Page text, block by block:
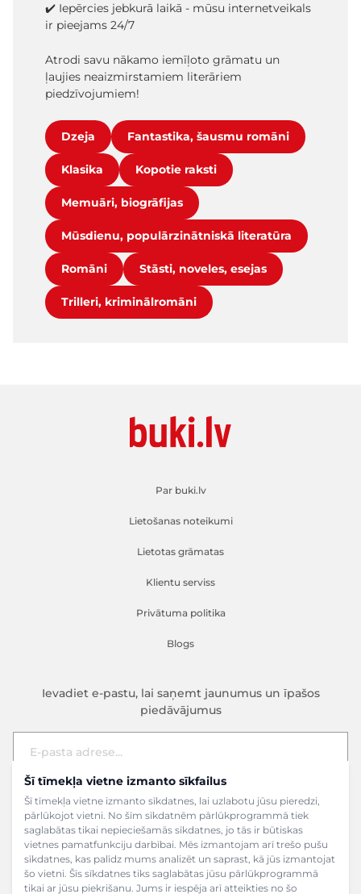
Šī tīmekļa vietne izmanto sīkfailus
Šī tīmekļa vietne izmanto sīkdatnes, lai uzlabotu jūsu pieredzi,
pārlūkojot vietni. No šīm sīkdatnēm pārlūkprogrammā tiek
saglabātas tikai nepieciešamās sīkdatnes, jo tās ir būtiskas
vietnes pamatfunkciju darbībai. Mēs izmantojam arī trešo pušu
sīkdatnes, kas palīdz mums analizēt un saprast, kā jūs izmantojat
šo vietni. Šīs sīkdatnes tiks saglabātas jūsu pārlūkprogrammā
tikai ar jūsu piekrišanu. Jums ir iespēja arī atteikties no šo
✔️ Iepērcies jebkurā laikā - mūsu internetveikals
ir pieejams 24/7
Atrodi savu nākamo iemīļoto grāmatu un
ļaujies neaizmirstamiem literāriem
piedzīvojumiem!
Dzeja Fantastika, šausmu romāni
Klasika Kopotie raksti
Memuāri, biogrāfijas
Mūsdienu, populārzinātniskā literatūra
Romāni Stāsti, noveles, esejas
Trilleri, kriminālromāni
Par buki.lv
Lietošanas noteikumi
Lietotas grāmatas
Klientu serviss
Privātuma politika
Blogs
Ievadiet e-pastu, lai saņemt jaunumus un īpašos
piedāvājumus
E-pasta adrese
Pieteikties